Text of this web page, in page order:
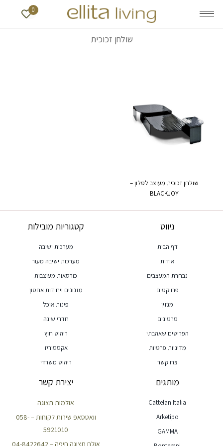
0
שולחן זכוכית
שולחן זכוכית מעוצב לסלון –
BLACKJOY
ניווט
דף הבית
אודות
נבחרת המעצבים
פרויקטים
מגזין
סרטונים
הפריטים שאהבתי
מדיניות פרטיות
צרו קשר
קטגוריות מובילות
מערכות ישיבה
מערכות ישיבה מעור
כורסאות מעוצבות
מזנונים ויחידות אחסון
פינות אוכל
חדרי שינה
ריהוט חוץ
אקססוריז
ריהוט משרדי
מותגים
Cattelan Italia
Arketipo
GAMMA
יצירת קשר
אולמות תצוגה
וואטסאפ שירות לקוחות – 058-
5921010
אולם תצוגה חיפה – 04-8422642